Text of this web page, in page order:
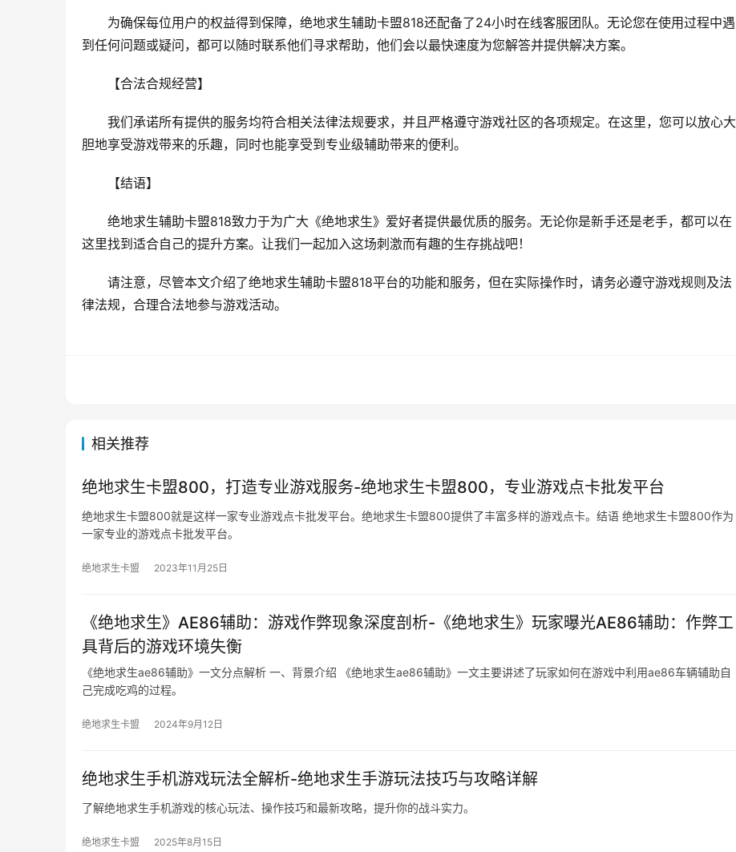
为确保每位用户的权益得到保障，绝地求生辅助卡盟818还配备了24小时在线客服团队。无论您在使用过程中遇
到任何问题或疑问，都可以随时联系他们寻求帮助，他们会以最快速度为您解答并提供解决方案。
【合法合规经营】
我们承诺所有提供的服务均符合相关法律法规要求，并且严格遵守游戏社区的各项规定。在这里，您可以放心大
胆地享受游戏带来的乐趣，同时也能享受到专业级辅助带来的便利。
【结语】
绝地求生辅助卡盟818致力于为广大《绝地求生》爱好者提供最优质的服务。无论你是新手还是老手，都可以在
这里找到适合自己的提升方案。让我们一起加入这场刺激而有趣的生存挑战吧！
请注意，尽管本文介绍了绝地求生辅助卡盟818平台的功能和服务，但在实际操作时，请务必遵守游戏规则及法
律法规，合理合法地参与游戏活动。
相关推荐
绝地求生卡盟800，打造专业游戏服务-绝地求生卡盟800，专业游戏点卡批发平台
绝地求生卡盟800就是这样一家专业游戏点卡批发平台。绝地求生卡盟800提供了丰富多样的游戏点卡。结语 绝地求生卡盟800作为
一家专业的游戏点卡批发平台。
绝地求生卡盟 2023年11月25日
《绝地求生》AE86辅助：游戏作弊现象深度剖析-《绝地求生》玩家曝光AE86辅助：作弊工
具背后的游戏环境失衡
《绝地求生ae86辅助》一文分点解析 一、背景介绍 《绝地求生ae86辅助》一文主要讲述了玩家如何在游戏中利用ae86车辆辅助自
己完成吃鸡的过程。
绝地求生卡盟 2024年9月12日
绝地求生手机游戏玩法全解析-绝地求生手游玩法技巧与攻略详解
了解绝地求生手机游戏的核心玩法、操作技巧和最新攻略，提升你的战斗实力。
绝地求生卡盟 2025年8月15日